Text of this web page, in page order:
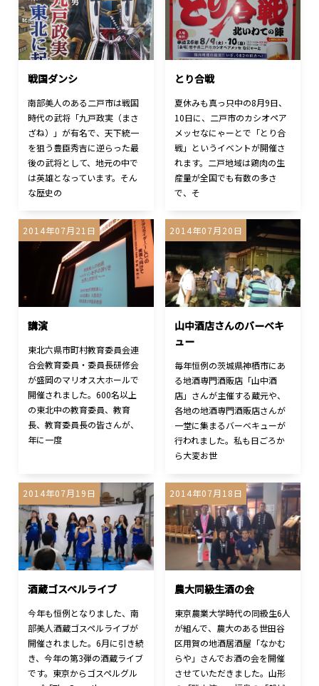
戦国ダンシ
南部美人のある二戸市は戦国
時代の武将「九戸政実（まさ
ざね）」が有名で、天下統一
を狙う豊臣秀吉に逆らった最
後の武将として、地元の中で
は英雄となっています。そん
な歴史の
とり合戦
夏休みも真っ只中の8月9日、
10日に、二戸市のカシオペア
メッセなにゃーとで「とり合
戦」というイベントが開催さ
れます。二戸地域は鶏肉の生
産量が全国でも有数の多さ
で、そ
2014年07月21日
講演
東北六県市町村教育委員会連
合会教育委員・委員長研修会
が盛岡のマリオス大ホールで
開催されました。600名以上
の東北中の教育委員、教育
長、教育委員長の皆さんが、
年に一度
2014年07月20日
山中酒店さんのバーベキ
ュー
毎年恒例の茨城県神栖市にあ
る地酒専門酒販店「山中酒
店」さんが主催する蔵元や、
各地の地酒専門酒販店さんが
一堂に集まるバーベキューが
行われました。私も日ごろか
ら大変お世
2014年07月19日
酒蔵ゴスペルライブ
今年も恒例となりました、南
部美人酒蔵ゴスペルライブが
開催されました。6月に引き続
き、今年の第3弾の酒蔵ライブ
です。東京からゴスペルグル
2014年07月18日
農大同級生酒の会
東京農業大学時代の同級生6人
が組んで、農大のある世田谷
区用賀の地酒居酒屋「なかむ
らや」さんでお酒の会を開催
させていただきました。山形